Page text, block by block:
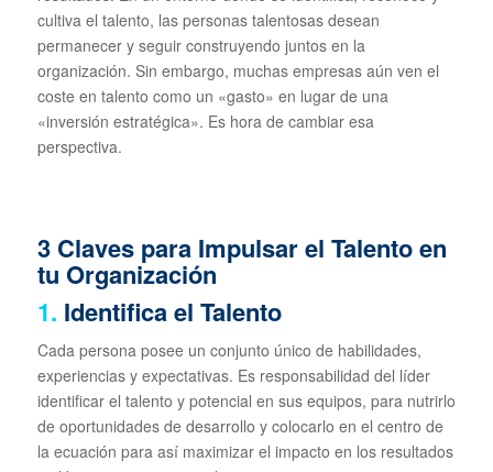
cultiva el talento, las personas talentosas desean
permanecer y seguir construyendo juntos en la
organización. Sin embargo, muchas empresas aún ven el
coste en talento como un «gasto» en lugar de una
«inversión estratégica». Es hora de cambiar esa
perspectiva.
3 Claves para Impulsar el Talento en
tu Organización
1. Identifica el Talento
Cada persona posee un conjunto único de habilidades,
experiencias y expectativas. Es responsabilidad del líder
identificar el talento y potencial en sus equipos, para nutrirlo
de oportunidades de desarrollo y colocarlo en el centro de
la ecuación para así maximizar el impacto en los resultados